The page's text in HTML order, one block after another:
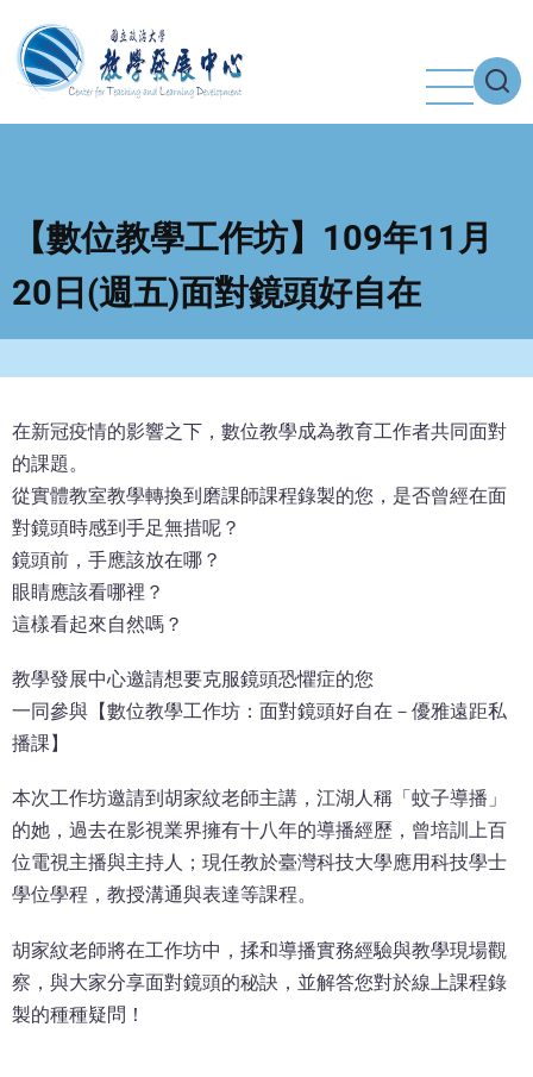
至
主
【數位教學工作坊】109年11月
20日(週五)面對鏡頭好自在
在新冠疫情的影響之下，數位教學成為教育工作者共同面對
的課題。
從實體教室教學轉換到磨課師課程錄製的您，是否曾經在面
對鏡頭時感到手足無措呢？
鏡頭前，手應該放在哪？
眼睛應該看哪裡？
這樣看起來自然嗎？
教學發展中心邀請想要克服鏡頭恐懼症的您
一同參與【數位教學工作坊：面對鏡頭好自在－優雅遠距私
播課】
本次工作坊邀請到胡家紋老師主講，江湖人稱「蚊子導播」
的她，過去在影視業界擁有十八年的導播經歷，曾培訓上百
位電視主播與主持人；現任教於臺灣科技大學應用科技學士
學位學程，教授溝通與表達等課程。
胡家紋老師將在工作坊中，揉和導播實務經驗與教學現場觀
察，與大家分享面對鏡頭的秘訣，並解答您對於線上課程錄
製的種種疑問！